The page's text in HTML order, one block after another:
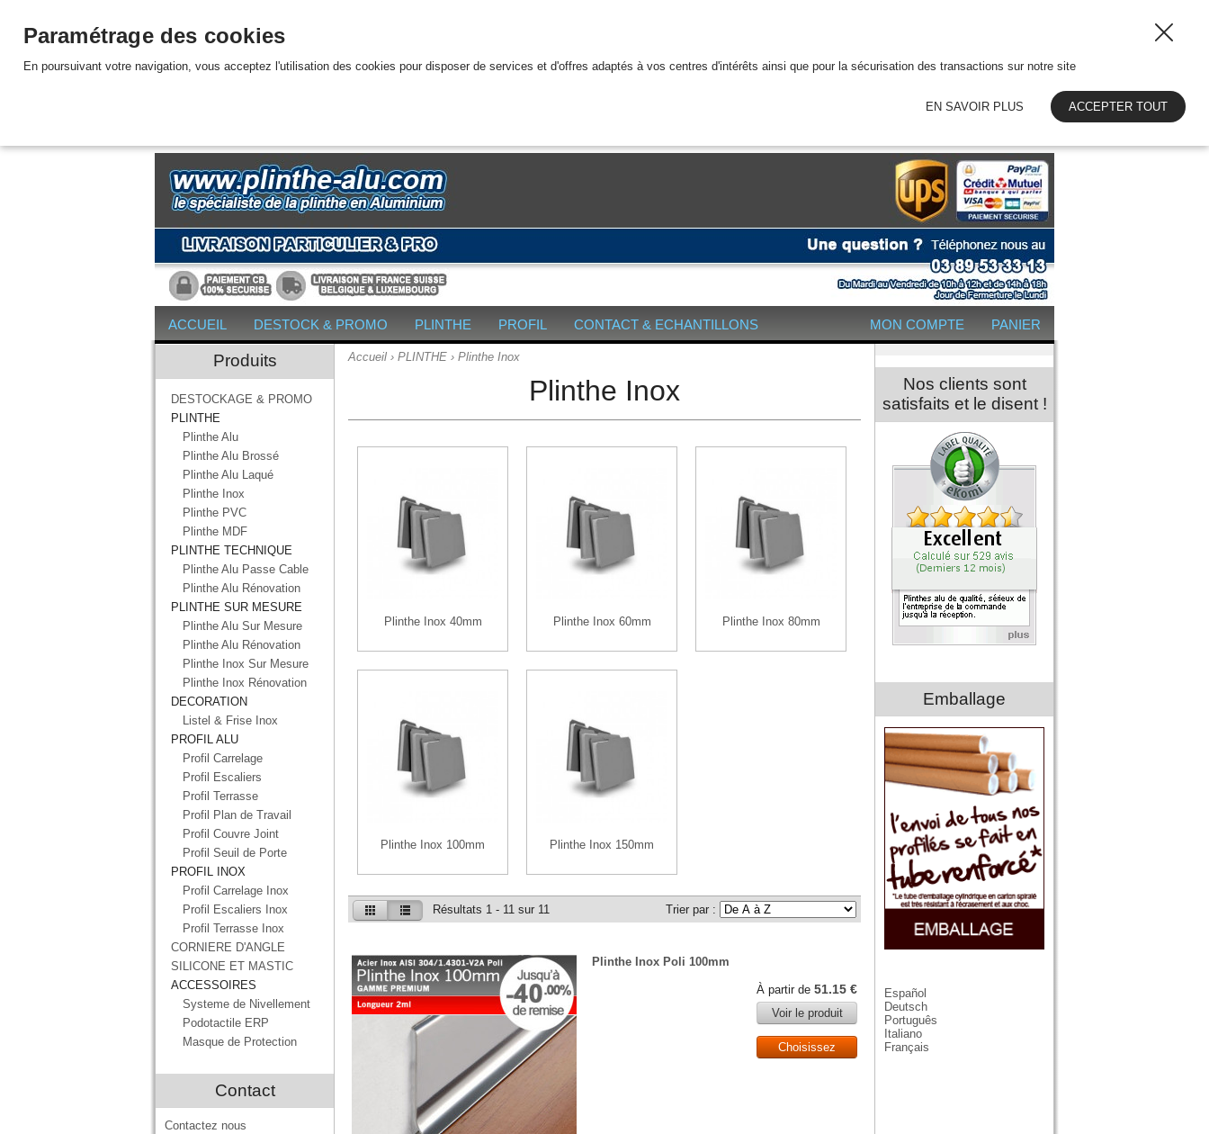
ACCUEIL DESTOCK & PROMO PLINTHE PROFIL CONTACT & ECHANTILLONS PANIER
MON COMPTE
Accueil › PLINTHE › Plinthe Inox
Plinthe Inox
Plinthe Inox 40mm Plinthe Inox 60mm Plinthe Inox 80mm
Plinthe Inox 100mm Plinthe Inox 150mm
Résultats 1 - 11 sur 11 Trier par :
Plinthe Inox Poli 100mm
À partir de51.15 €
Voir le produit
Choisissez
Produits
DESTOCKAGE & PROMO
PLINTHE
Plinthe Alu
Plinthe Alu Brossé
Plinthe Alu Laqué
Plinthe Inox
Plinthe PVC
Plinthe MDF
PLINTHE TECHNIQUE
Plinthe Alu Passe Cable
Plinthe Alu Rénovation
PLINTHE SUR MESURE
Plinthe Alu Sur Mesure
Plinthe Alu Rénovation
Plinthe Inox Sur Mesure
Plinthe Inox Rénovation
DECORATION
Listel & Frise Inox
PROFIL ALU
Profil Carrelage
Profil Escaliers
Profil Terrasse
Profil Plan de Travail
Profil Couvre Joint
Profil Seuil de Porte
PROFIL INOX
Profil Carrelage Inox
Profil Escaliers Inox
Profil Terrasse Inox
CORNIERE D'ANGLE
SILICONE ET MASTIC
ACCESSOIRES
Systeme de Nivellement
Podotactile ERP
Masque de Protection
Contact
Contactez nous
Nos clients sont
satisfaits et le disent !
Emballage
Español
Deutsch
Português
Italiano
Français
Paramétrage des cookies
En poursuivant votre navigation, vous acceptez l'utilisation des cookies pour disposer de services et d'offres adaptés à vos centres d'intérêts ainsi que pour la sécurisation des transactions sur notre site
EN SAVOIR PLUS ACCEPTER TOUT